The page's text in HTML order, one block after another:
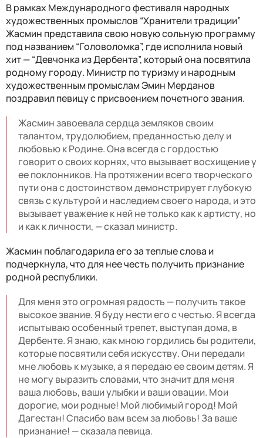
В рамках Международного фестиваля народных
художественных промыслов “Хранители традиции”
Жасмин представила свою новую сольную программу
под названием “Головоломка”, где исполнила новый
хит — “Девчонка из Дербента”, который она посвятила
родному городу. Министр по туризму и народным
художественным промыслам Эмин Мерданов
поздравил певицу с присвоением почетного звания.
Жасмин завоевала сердца земляков своим
талантом, трудолюбием, преданностью делу и
любовью к Родине. Она всегда с гордостью
говорит о своих корнях, что вызывает восхищение у
ее поклонников. На протяжении всего творческого
пути она с достоинством демонстрирует глубокую
связь с культурой и наследием своего народа, и это
вызывает уважение к ней не только как к артисту, но
и как к личности, — сказал министр.
Жасмин поблагодарила его за теплые слова и
подчеркнула, что для нее честь получить признание
родной республики.
Для меня это огромная радость — получить такое
высокое звание. Я буду нести его с честью. Я всегда
испытываю особенный трепет, выступая дома, в
Дербенте. Я знаю, как мною гордились бы родители,
которые посвятили себя искусству. Они передали
мне любовь к музыке, а я передаю ее своим детям. Я
не могу выразить словами, что значит для меня
ваша любовь, ваши улыбки и ваши овации. Мои
дорогие, мои родные! Мой любимый город! Мой
Дагестан! Спасибо вам всем за любовь! За ваше
признание! — сказала певица.